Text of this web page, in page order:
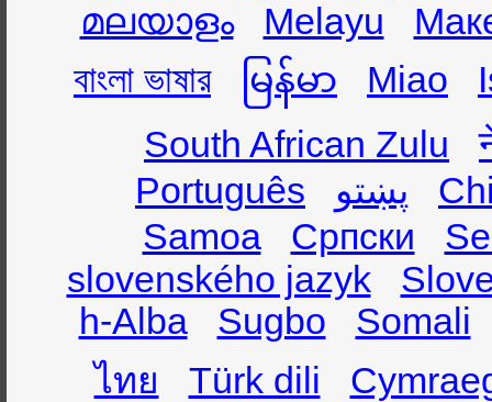
മലയാളം
Melayu
বাংলা ভাষার
မြန်မာ Miao
South African Zulu
Português
پښتو
Samoa
Српски
slovenského jazyk
h-Alba
Sugbo
Somali
ไทย
Türk dili